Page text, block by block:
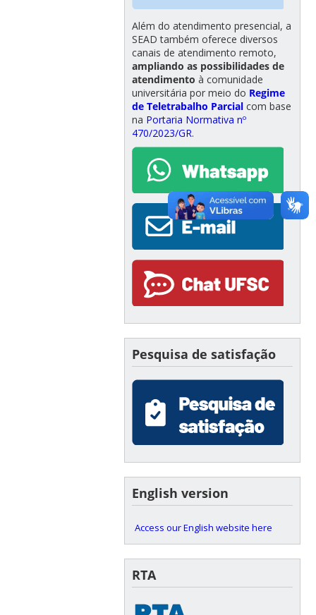
Além do atendimento presencial, a
SEAD também oferece diversos
canais de atendimento remoto,
ampliando as possibilidades de
atendimento à comunidade
universitária por meio do Regime
de Teletrabalho Parcialcom base
na Portaria Normativa nº
470/2023/GR.
Pesquisa de satisfação
English version
Access our English website here
RTA